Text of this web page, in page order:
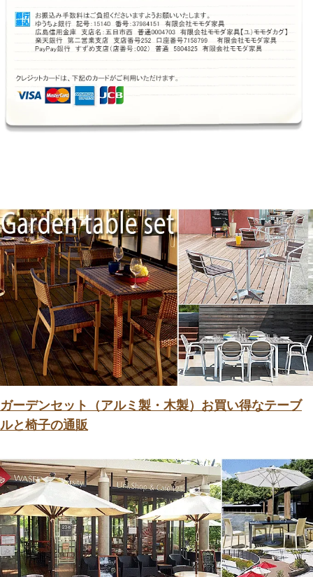
ガーデンセット（アルミ製・木製）お買い得なテーブ
ルと椅子の通販